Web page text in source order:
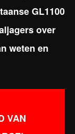
GL1100
over
weten en
VAN